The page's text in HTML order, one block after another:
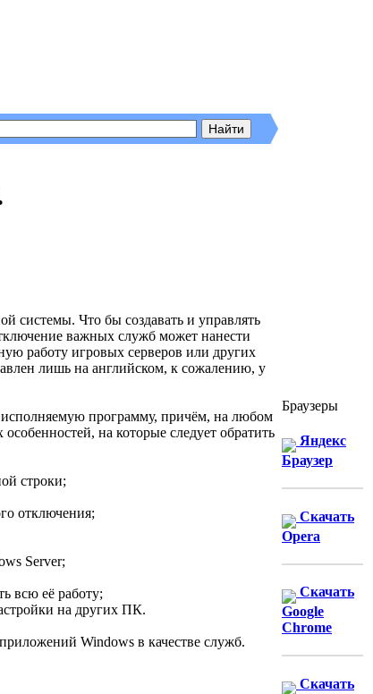
системы. Что бы создавать и управлять
важных служб может нанести
работу игровых серверов или других
лишь на английском, к сожалению, у
исполняемую программу, причём, на любом
на которые следует обратить
строки;
отключения;
Server;
всю её работу;
на других ПК.
Windows в качестве служб.
Браузеры
Яндекс
Браузер
Скачать
Opera
Скачать
Google
Chrome
Скачать